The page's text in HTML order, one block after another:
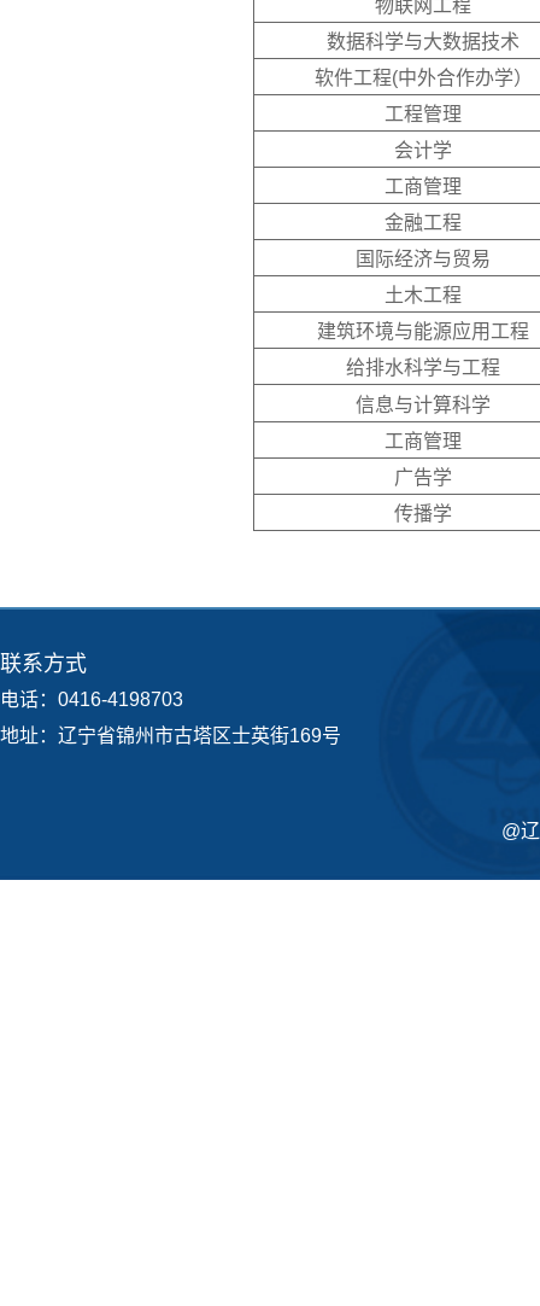
物联网工程
数据科学与大数据技术
软件工程(中外合作办学）
工程管理
会计学
工商管理
金融工程
国际经济与贸易
土木工程
建筑环境与能源应用工程
给排水科学与工程
信息与计算科学
工商管理
广告学
传播学
联系方式
电话：0416-4198703
地址：辽宁省锦州市古塔区士英街169号
@